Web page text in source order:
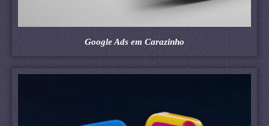
Google Ads em Carazinho